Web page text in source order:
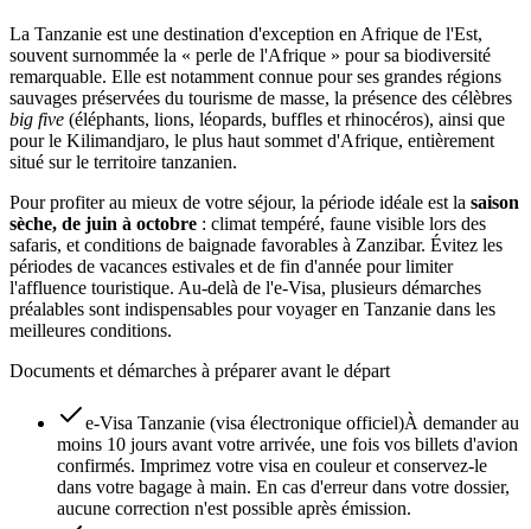
La Tanzanie est une destination d'exception en Afrique de l'Est,
souvent surnommée la « perle de l'Afrique » pour sa biodiversité
remarquable. Elle est notamment connue pour ses grandes régions
sauvages préservées du tourisme de masse, la présence des célèbres
big five (éléphants, lions, léopards, buffles et rhinocéros), ainsi que
pour le Kilimandjaro, le plus haut sommet d'Afrique, entièrement
situé sur le territoire tanzanien.
Pour profiter au mieux de votre séjour, la période idéale est la saison
sèche, de juin à octobre : climat tempéré, faune visible lors des
safaris, et conditions de baignade favorables à Zanzibar. Évitez les
périodes de vacances estivales et de fin d'année pour limiter
l'affluence touristique. Au-delà de l'e-Visa, plusieurs démarches
préalables sont indispensables pour voyager en Tanzanie dans les
meilleures conditions.
Documents et démarches à préparer avant le départ
e-Visa Tanzanie (visa électronique officiel)À demander au
moins 10 jours avant votre arrivée, une fois vos billets d'avion
confirmés. Imprimez votre visa en couleur et conservez-le
dans votre bagage à main. En cas d'erreur dans votre dossier,
aucune correction n'est possible après émission.